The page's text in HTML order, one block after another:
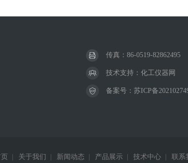
传真：86-0519-82862495
技术支持： 化工仪器网
备案号： 苏ICP备
关于我们 新闻动态 产品展示 技术中心 联系